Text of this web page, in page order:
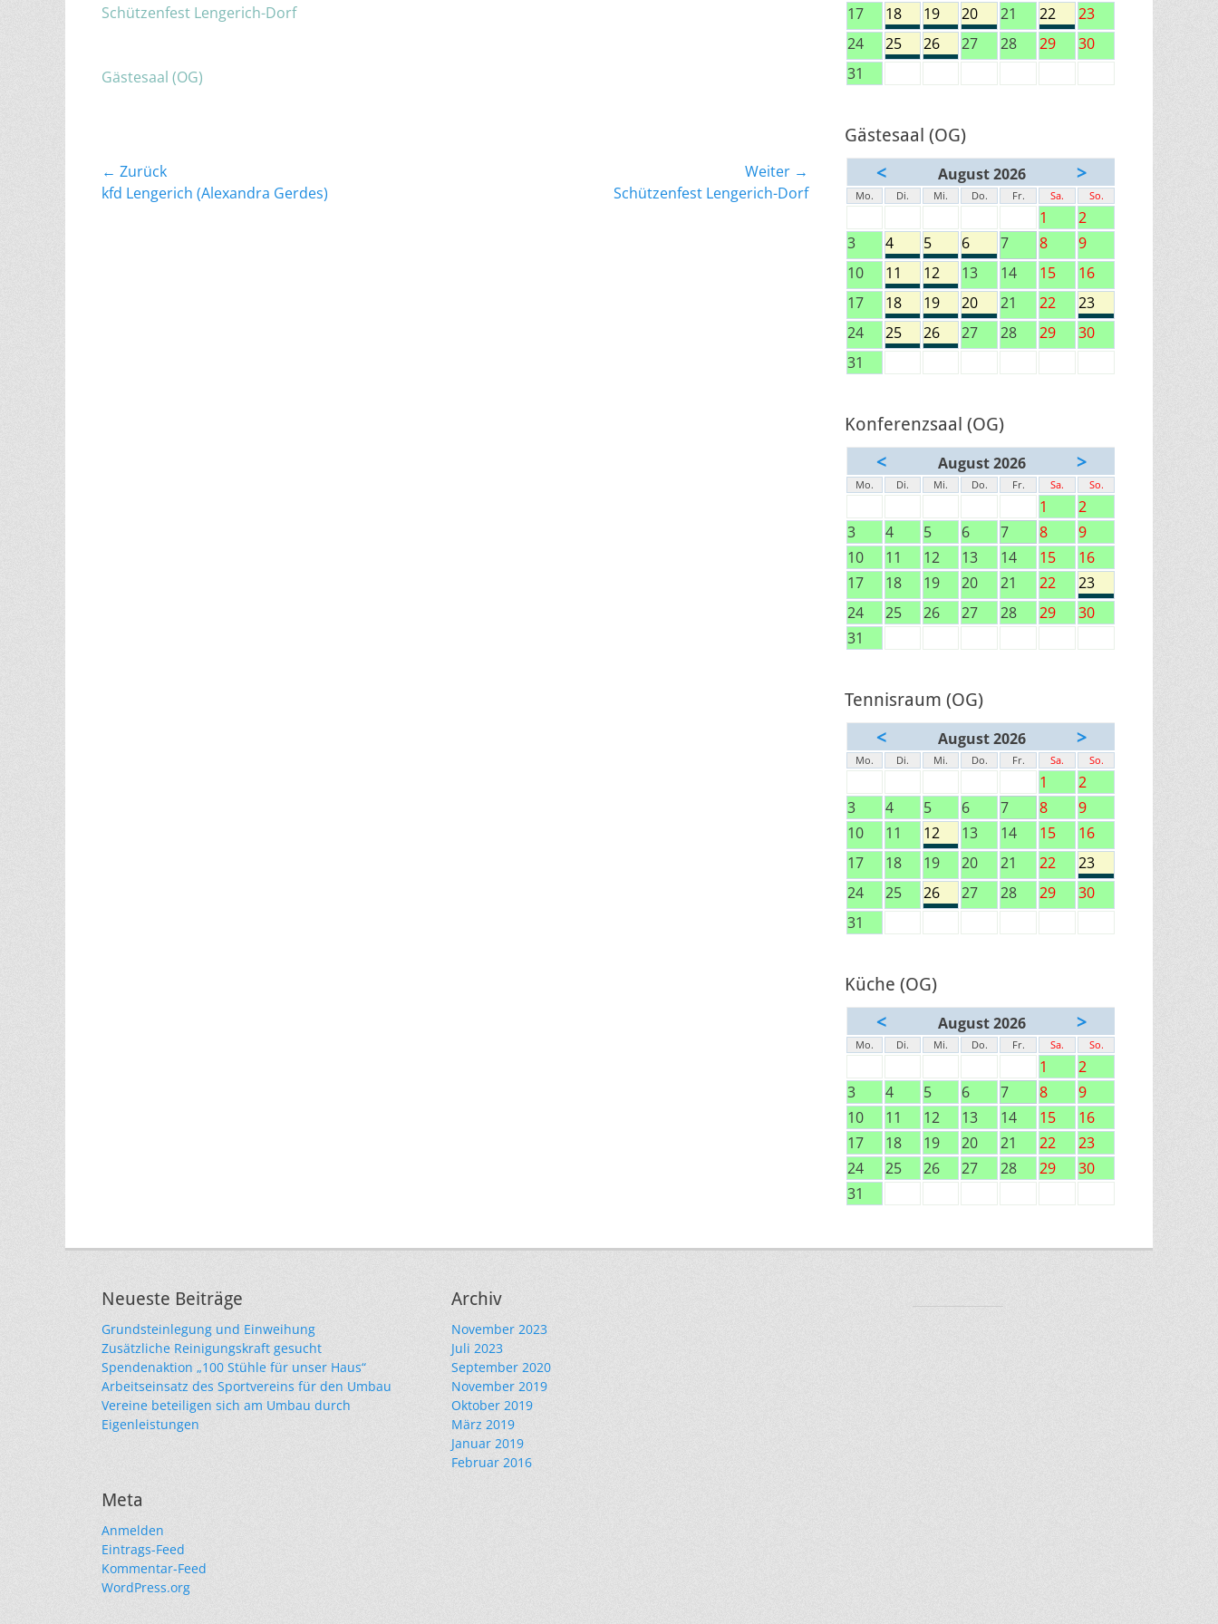
Schützenfest Lengerich-Dorf
Gästesaal (OG)
Beitragsnavigation
← Zurück
Vorheriger
kfd Lengerich (Alexandra Gerdes)
Weiter →
Schützenfest Lengerich-Dorf
17 18 19 20 21 22
23
24
25 26 27 28 29
30
31
Gästesaal (OG)
< August 2026 >
Mo. Di. Mi. Do. Fr. Sa. So.
1
2
3
4 5 6 7 8
9
10
11 12 13 14 15
16
17
18 19 20 21 22
23
24
25 26 27 28 29
30
31
Konferenzsaal (OG)
< August 2026 >
Mo. Di. Mi. Do. Fr. Sa. So.
1
2
3
4 5 6 7 8
9
10
11 12 13 14 15
16
17
18 19 20 21 22
23
24
25 26 27 28 29
30
31
Tennisraum (OG)
< August 2026 >
Mo. Di. Mi. Do. Fr. Sa. So.
1
2
3
4 5 6 7 8
9
10
11 12 13 14 15
16
17
18 19 20 21 22
23
24
25 26 27 28 29
30
31
Küche (OG)
< August 2026 >
Mo. Di. Mi. Do. Fr. Sa. So.
1
2
3
4 5 6 7 8
9
10
11 12 13 14 15
16
17
18 19 20 21 22
23
24
25 26 27 28 29
30
31
Neueste Beiträge
Grundsteinlegung und Einweihung
Zusätzliche Reinigungskraft gesucht
Spendenaktion „100 Stühle für unser Haus“
Arbeitseinsatz des Sportvereins für den Umbau
Vereine beteiligen sich am Umbau durch
Eigenleistungen
Meta
Anmelden
Eintrags-Feed
Kommentar-Feed
WordPress.org
Archiv
November 2023
Juli 2023
September 2020
November 2019
Oktober 2019
März 2019
Januar 2019
Februar 2016